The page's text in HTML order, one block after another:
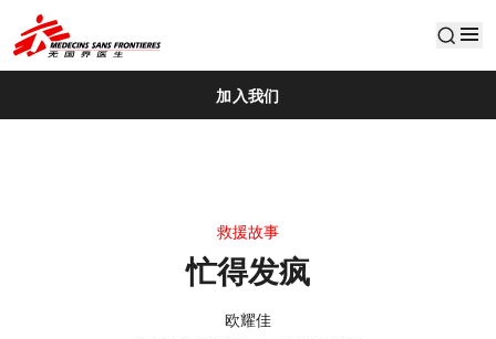
default
加入我们
救援故事
忙得发疯
欧耀佳